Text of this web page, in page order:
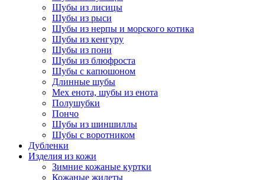
Шубы из лисицы
Шубы из рыси
Шубы из нерпы и морского котика
Шубы из кенгуру
Шубы из пони
Шубы из блюфроста
Шубы с капюшоном
Длинные шубы
Мех енота, шубы из енота
Полушубки
Пончо
Шубы из шиншиллы
Шубы с воротником
Дубленки
Изделия из кожи
Зимние кожаные куртки
Кожаные жилеты